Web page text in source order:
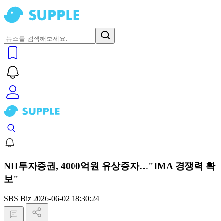
NH투자증권, 4000억원 유상증자…"IMA 경쟁력 확
보"
SBS Biz 2026-06-02 18:30:24